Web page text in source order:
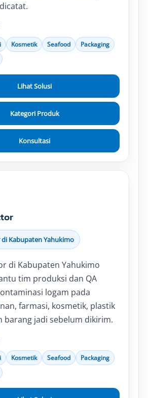
Kosmetik Seafood
Packaging
Lihat Solusi
Kategori Produk
Konsultasi
Kabupaten Yahukimo
di Kabupaten Yahukimo
tim produksi dan QA
logam pada
farmasi, kosmetik, plastik
barang jadi sebelum dikirim.
Kosmetik Seafood
Packaging